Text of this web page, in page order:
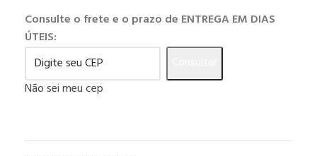
Consulte o frete e o prazo de ENTREGA EM DIAS
ÚTEIS:
Não sei meu cep